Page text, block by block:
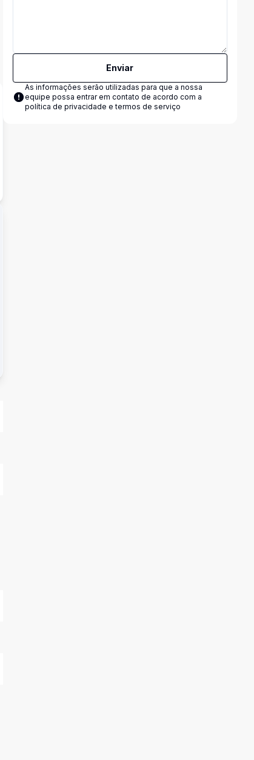
Enviar
As informações serão utilizadas para que a nossa
equipe possa entrar em contato de acordo com a
política de privacidade e termos de serviço